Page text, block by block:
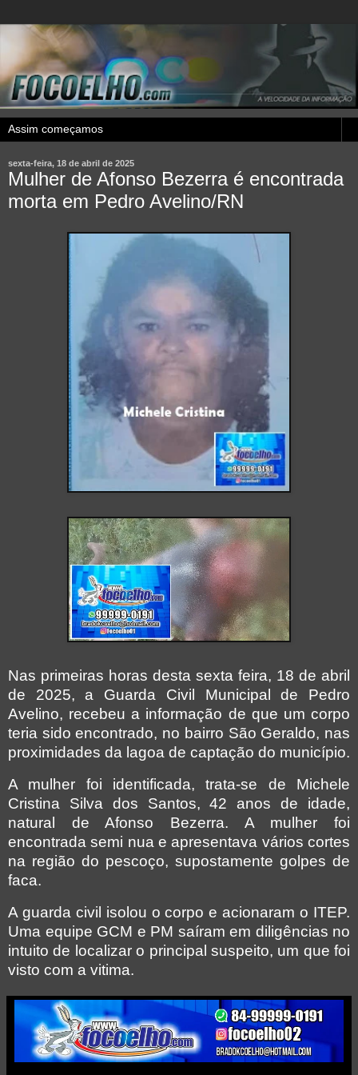
sexta-feira, 18 de abril de 2025
Mulher de Afonso Bezerra é encontrada
morta em Pedro Avelino/RN
Nas primeiras horas desta sexta feira, 18 de abril
de 2025, a Guarda Civil Municipal de Pedro
Avelino, recebeu a informação de que um corpo
teria sido encontrado, no bairro São Geraldo, nas
proximidades da lagoa de captação do município.
A mulher foi identificada, trata-se de Michele
Cristina Silva dos Santos, 42 anos de idade,
natural de Afonso Bezerra. A mulher foi
encontrada semi nua e apresentava vários cortes
na região do pescoço, supostamente golpes de
faca.
A guarda civil isolou o corpo e acionaram o ITEP.
Uma equipe GCM e PM saíram em diligências no
intuito de localizar o principal suspeito, um que foi
visto com a vitima.